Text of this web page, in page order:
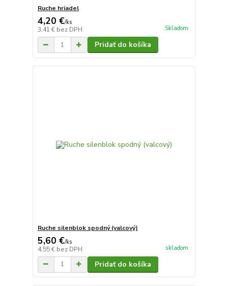
Ruche hriadel
4,20 €/ks
3,41 € bez DPH Skladom
Pridať do košíka
Ruche silenblok spodný (valcový)
5,60 €/ks
4,55 € bez DPH skladom
Pridať do košíka